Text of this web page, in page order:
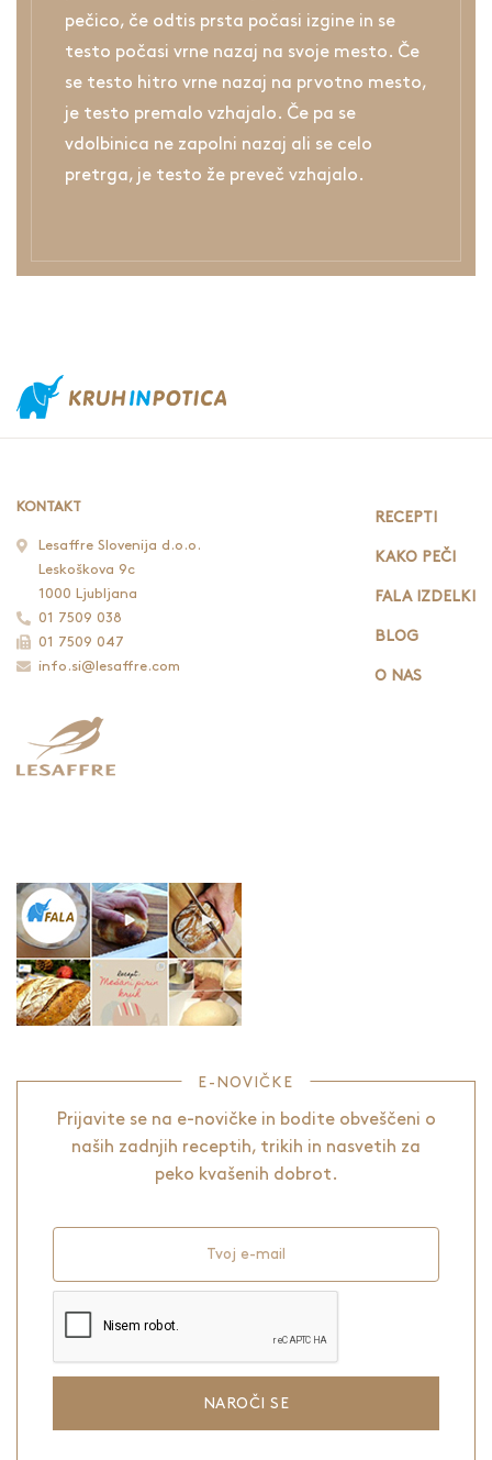
pečico, če odtis prsta počasi izgine in se
testo počasi vrne nazaj na svoje mesto. Če
se testo hitro vrne nazaj na prvotno mesto,
je testo premalo vzhajalo. Če pa se
vdolbinica ne zapolni nazaj ali se celo
pretrga, je testo že preveč vzhajalo.
KONTAKT
Lesaffre Slovenija d.o.o.
Leskoškova 9c
1000 Ljubljana
01 7509 038
01 7509 047
info.si@lesaffre.com
RECEPTI
KAKO PEČI
FALA IZDELKI
BLOG
O NAS
E-NOVIČKE
Prijavite se na e-novičke in bodite obveščeni o
naših zadnjih receptih, trikih in nasvetih za
peko kvašenih dobrot.
Tvoj e-mail
NAROČI SE